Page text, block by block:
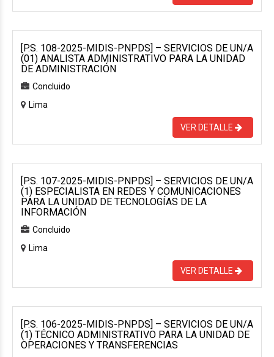
[P.S. 108-2025-MIDIS-PNPDS] – SERVICIOS DE UN/A
(01) ANALISTA ADMINISTRATIVO PARA LA UNIDAD
DE ADMINISTRACIÓN
Concluido
Lima
VER DETALLE
[P.S. 107-2025-MIDIS-PNPDS] – SERVICIOS DE UN/A
(1) ESPECIALISTA EN REDES Y COMUNICACIONES
PARA LA UNIDAD DE TECNOLOGÍAS DE LA
INFORMACIÓN
Concluido
Lima
VER DETALLE
[P.S. 106-2025-MIDIS-PNPDS] – SERVICIOS DE UN/A
(1) TÉCNICO ADMINISTRATIVO PARA LA UNIDAD DE
OPERACIONES Y TRANSFERENCIAS